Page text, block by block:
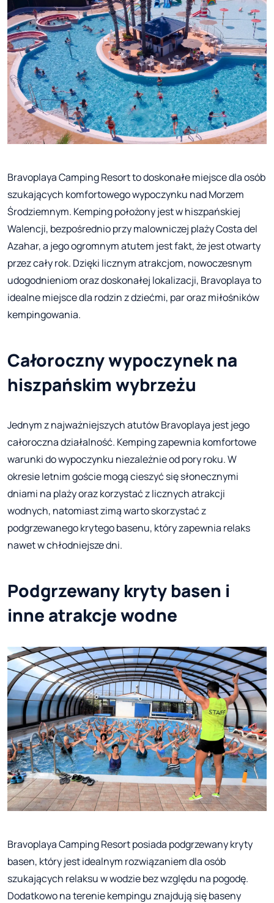
Bravoplaya Camping Resort to doskonałe miejsce dla osób
szukających komfortowego wypoczynku nad Morzem
Środziemnym. Kemping położony jest w hiszpańskiej
Walencji, bezpośrednio przy malowniczej plaży Costa del
Azahar, a jego ogromnym atutem jest fakt, że jest otwarty
przez cały rok. Dzięki licznym atrakcjom, nowoczesnym
udogodnieniom oraz doskonałej lokalizacji, Bravoplaya to
idealne miejsce dla rodzin z dziećmi, par oraz miłośników
kempingowania.
Całoroczny wypoczynek na
hiszpańskim wybrzeżu
Jednym z najważniejszych atutów Bravoplaya jest jego
całoroczna działalność. Kemping zapewnia komfortowe
warunki do wypoczynku niezależnie od pory roku. W
okresie letnim goście mogą cieszyć się słonecznymi
dniami na plaży oraz korzystać z licznych atrakcji
wodnych, natomiast zimą warto skorzystać z
podgrzewanego krytego basenu, który zapewnia relaks
nawet w chłodniejsze dni.
Podgrzewany kryty basen i
inne atrakcje wodne
Bravoplaya Camping Resort posiada podgrzewany kryty
basen, który jest idealnym rozwiązaniem dla osób
szukających relaksu w wodzie bez względu na pogodę.
Dodatkowo na terenie kempingu znajdują się baseny